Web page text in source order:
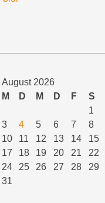
August 2026
M
D M D F S
1
3
4 5 6 7 8
10
11 12 13 14 15
17
18 19 20 21 22
24
25 26 27 28 29
31